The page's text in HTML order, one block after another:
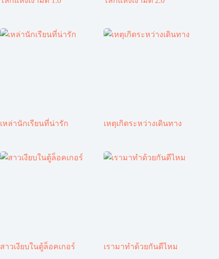
เหล่านักเรียนที่น่ารัก เหตุเกิดระหว่างเดินทาง
สาวเงียบในตู้ล็อคเกอร์ เรามาทำด้วยกันดีไหม